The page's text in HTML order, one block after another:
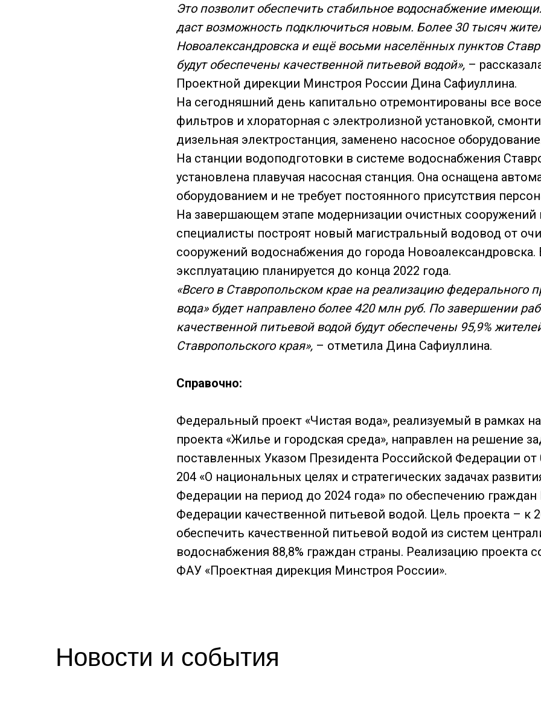
Это позволит обеспечить стабильное водоснабжение
даст возможность подключиться новым. Более 30 тысяч
Новоалександровска и ещё восьми населённых пунктов
будут обеспечены качественной питьевой водой», –
Проектной дирекции Минстроя России Дина Сафиуллина.
На сегодняшний день капитально отремонтированы все
фильтров и хлораторная с электролизной установкой,
дизельная электростанция, заменено насосное
На станции водоподготовки в системе водоснабжения
установлена плавучая насосная станция. Она оснащена
оборудованием и не требует постоянного присутствия
На завершающем этапе модернизации очистных сооружений
специалисты построят новый магистральный водовод от
сооружений водоснабжения до города Новоалександровска.
эксплуатацию планируется до конца 2022 года.
«Всего в Ставропольском крае на реализацию федерального
вода» будет направлено более 420 млн руб. По завершении
качественной питьевой водой будут обеспечены 95,9%
Ставропольского края», – отметила Дина Сафиуллина.
Справочно:
Федеральный проект «Чистая вода», реализуемый в рамках
проекта «Жилье и городская среда», направлен на решение
поставленных Указом Президента Российской Федерации от
204 «О национальных целях и стратегических задачах
Федерации на период до 2024 года» по обеспечению
Федерации качественной питьевой водой. Цель проекта – к
обеспечить качественной питьевой водой из систем
водоснабжения 88,8% граждан страны. Реализацию проекта
ФАУ «Проектная дирекция Минстроя России».
Новости и события